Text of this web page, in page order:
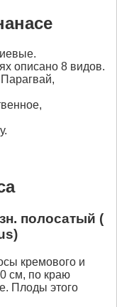
описано 8 видов.
полосатый (
кремового и
см, по краю
Плоды этого